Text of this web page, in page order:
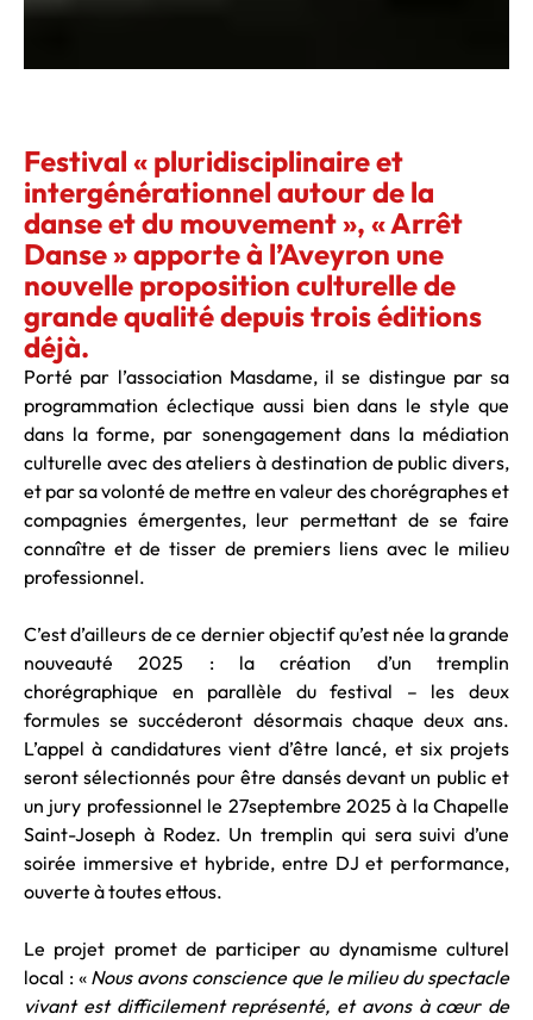
Festival « pluridisciplinaire et
intergénérationnel autour de la
danse et du mouvement », « Arrêt
Danse » apporte à l’Aveyron une
nouvelle proposition culturelle de
grande qualité depuis trois éditions
déjà.
Porté par l’association Masdame, il se distingue par sa
programmation éclectique aussi bien dans le style que
dans la forme, par sonengagement dans la médiation
culturelle avec des ateliers à destination de public divers,
et par sa volonté de mettre en valeur des chorégraphes et
compagnies émergentes, leur permettant de se faire
connaître et de tisser de premiers liens avec le milieu
professionnel.
C’est d’ailleurs de ce dernier objectif qu’est née la grande
nouveauté 2025 : la création d’un tremplin
chorégraphique en parallèle du festival – les deux
formules se succéderont désormais chaque deux ans.
L’appel à candidatures vient d’être lancé, et six projets
seront sélectionnés pour être dansés devant un public et
un jury professionnel le 27septembre 2025 à la Chapelle
Saint-Joseph à Rodez. Un tremplin qui sera suivi d’une
soirée immersive et hybride, entre DJ et performance,
ouverte à toutes ettous.
Le projet promet de participer au dynamisme culturel
local : « Nous avons conscience que le milieu du spectacle
vivant est difficilement représenté, et avons à cœur de